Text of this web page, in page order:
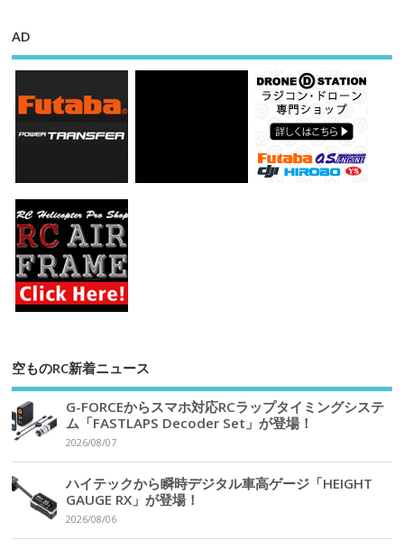
AD
空ものRC新着ニュース
G-FORCEからスマホ対応RCラップタイミングシステ
ム「FASTLAPS Decoder Set」が登場！
2026/08/07
ハイテックから瞬時デジタル車高ゲージ「HEIGHT
GAUGE RX」が登場！
2026/08/06